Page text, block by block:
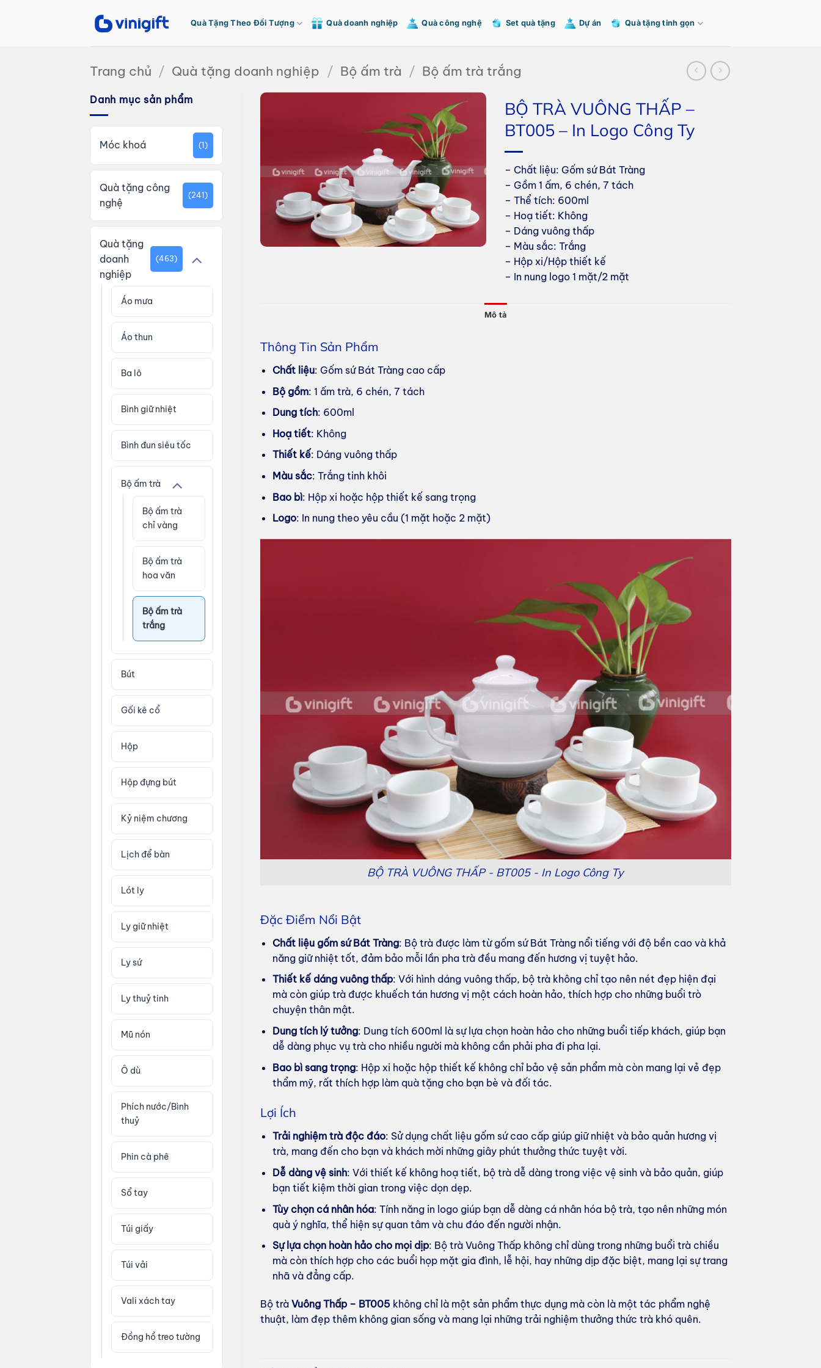
Quà Tặng Theo Đối Tượng Quà doanh nghiệp Quà công nghệ Set quà tặng Dự án Quà tặng tinh gọn
Trang chủ / Quà tặng doanh nghiệp / Bộ ấm trà / Bộ ấm trà trắng
Danh mục sản phẩm
Móc khoá (1)
Quà tặng công
nghệ
(241)
Quà tặng
doanh
nghiệp
(463)
Áo mưa
Áo thun
Ba lô
Bình giữ nhiệt
Bình đun siêu tốc
Bộ ấm trà
Bộ ấm trà
chỉ vàng
Bộ ấm trà
hoa văn
Bộ ấm trà
trắng
Bút
Gối kê cổ
Hộp
Hộp đựng bút
Kỷ niệm chương
Lịch để bàn
Lót ly
Ly giữ nhiệt
Ly sứ
Ly thuỷ tinh
Mũ nón
Ô dù
Phích nước/Bình
thuỷ
Phin cà phê
Sổ tay
Túi giấy
Túi vải
Vali xách tay
Đồng hồ treo tường
BỘ TRÀ VUÔNG THẤP –
BT005 – In Logo Công Ty
– Chất liệu: Gốm sứ Bát Tràng
– Gồm 1 ấm, 6 chén, 7 tách
– Thể tích: 600ml
– Hoạ tiết: Không
– Dáng vuông thấp
– Màu sắc: Trắng
– Hộp xi/Hộp thiết kế
– In nung logo 1 mặt/2 mặt
Mô tả
Thông Tin Sản Phẩm
Chất liệu: Gốm sứ Bát Tràng cao cấp
Bộ gồm: 1 ấm trà, 6 chén, 7 tách
Dung tích: 600ml
Hoạ tiết: Không
Thiết kế: Dáng vuông thấp
Màu sắc: Trắng tinh khôi
Bao bì: Hộp xi hoặc hộp thiết kế sang trọng
Logo: In nung theo yêu cầu (1 mặt hoặc 2 mặt)
BỘ TRÀ VUÔNG THẤP - BT005 - In Logo Công Ty
Đặc Điểm Nổi Bật
Chất liệu gốm sứ Bát Tràng: Bộ trà được làm từ gốm sứ Bát Tràng nổi tiếng với độ bền cao và khả
năng giữ nhiệt tốt, đảm bảo mỗi lần pha trà đều mang đến hương vị tuyệt hảo.
Thiết kế dáng vuông thấp: Với hình dáng vuông thấp, bộ trà không chỉ tạo nên nét đẹp hiện đại
mà còn giúp trà được khuếch tán hương vị một cách hoàn hảo, thích hợp cho những buổi trò
chuyện thân mật.
Dung tích lý tưởng: Dung tích 600ml là sự lựa chọn hoàn hảo cho những buổi tiếp khách, giúp bạn
dễ dàng phục vụ trà cho nhiều người mà không cần phải pha đi pha lại.
Bao bì sang trọng: Hộp xi hoặc hộp thiết kế không chỉ bảo vệ sản phẩm mà còn mang lại vẻ đẹp
thẩm mỹ, rất thích hợp làm quà tặng cho bạn bè và đối tác.
Lợi Ích
Trải nghiệm trà độc đáo: Sử dụng chất liệu gốm sứ cao cấp giúp giữ nhiệt và bảo quản hương vị
trà, mang đến cho bạn và khách mời những giây phút thưởng thức tuyệt vời.
Dễ dàng vệ sinh: Với thiết kế không hoạ tiết, bộ trà dễ dàng trong việc vệ sinh và bảo quản, giúp
bạn tiết kiệm thời gian trong việc dọn dẹp.
Tùy chọn cá nhân hóa: Tính năng in logo giúp bạn dễ dàng cá nhân hóa bộ trà, tạo nên những món
quà ý nghĩa, thể hiện sự quan tâm và chu đáo đến người nhận.
Sự lựa chọn hoàn hảo cho mọi dịp: Bộ trà Vuông Thấp không chỉ dùng trong những buổi trà chiều
mà còn thích hợp cho các buổi họp mặt gia đình, lễ hội, hay những dịp đặc biệt, mang lại sự trang
nhã và đẳng cấp.
Bộ trà Vuông Thấp – BT005 không chỉ là một sản phẩm thực dụng mà còn là một tác phẩm nghệ
thuật, làm đẹp thêm không gian sống và mang lại những trải nghiệm thưởng thức trà khó quên.